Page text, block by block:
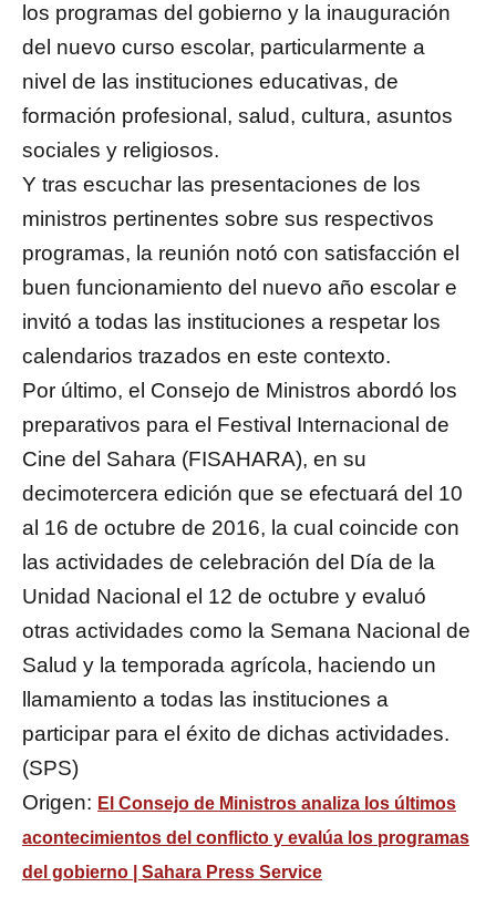
los programas del gobierno y la inauguración
del nuevo curso escolar, particularmente a
nivel de las instituciones educativas, de
formación profesional, salud, cultura, asuntos
sociales y religiosos.
Y tras escuchar las presentaciones de los
ministros pertinentes sobre sus respectivos
programas, la reunión notó con satisfacción el
buen funcionamiento del nuevo año escolar e
invitó a todas las instituciones a respetar los
calendarios trazados en este contexto.
Por último, el Consejo de Ministros abordó los
preparativos para el Festival Internacional de
Cine del Sahara (FISAHARA), en su
decimotercera edición que se efectuará del 10
al 16 de octubre de 2016, la cual coincide con
las actividades de celebración del Día de la
Unidad Nacional el 12 de octubre y evaluó
otras actividades como la Semana Nacional de
Salud y la temporada agrícola, haciendo un
llamamiento a todas las instituciones a
participar para el éxito de dichas actividades.
(SPS)
Origen: El Consejo de Ministros analiza los últimos
acontecimientos del conflicto y evalúa los programas
del gobierno | Sahara Press Service